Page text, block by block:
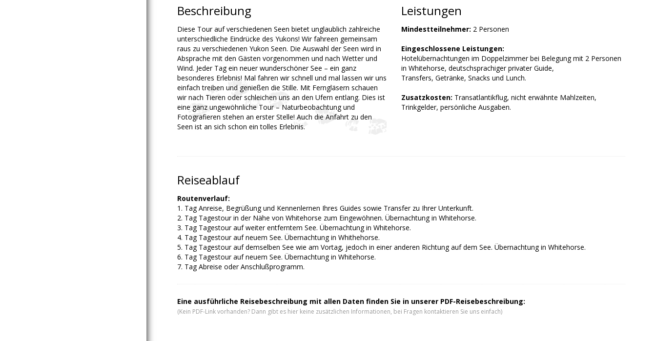
Beschreibung
Diese Tour auf verschiedenen Seen bietet unglaublich zahlreiche
unterschiedliche Eindrücke des Yukons! Wir fahreen gemeinsam
raus zu verschiedenen Yukon Seen. Die Auswahl der Seen wird in
Absprache mit den Gästen vorgenommen und nach Wetter und
Wind. Jeder Tag ein neuer wunderschöner See – ein ganz
besonderes Erlebnis! Mal fahren wir schnell und mal lassen wir uns
einfach treiben und genießen die Stille. Mit Ferngläsern schauen
wir nach Tieren oder schleichen uns an den Ufern entlang. Dies ist
eine ganz ungewöhnliche Tour – Naturbeobachtung und
Fotografieren stehen an erster Stelle! Auch die Anfahrt zu den
Seen ist an sich schon ein tolles Erlebnis.
Leistungen
Mindestteilnehmer: 2 Personen
Eingeschlossene Leistungen:
Hotelübernachtungen im Doppelzimmer bei Belegung mit 2 Personen
in Whitehorse, deutschsprachiger privater Guide,
Transfers, Getränke, Snacks und Lunch.
Zusatzkosten: Transatlantikflug, nicht erwähnte Mahlzeiten,
Trinkgelder, persönliche Ausgaben.
Reiseablauf
Routenverlauf:
1. Tag Anreise, Begrüßung und Kennenlernen Ihres Guides sowie Transfer zu Ihrer Unterkunft.
2. Tag Tagestour in der Nähe von Whitehorse zum Eingewöhnen. Übernachtung in Whitehorse.
3. Tag Tagestour auf weiter entferntem See. Übernachtung in Whitehorse.
4. Tag Tagestour auf neuem See. Übernachtung in Whithehorse.
5. Tag Tagestour auf demselben See wie am Vortag, jedoch in einer anderen Richtung auf dem See. Übernachtung in Whitehorse.
6. Tag Tagestour auf neuem See. Übernachtung in Whitehorse.
7. Tag Abreise oder Anschlußprogramm.
Eine ausführliche Reisebeschreibung mit allen Daten finden Sie in unserer PDF-Reisebeschreibung:
(Kein PDF-Link vorhanden? Dann gibt es hier keine zusätzlichen Informationen, bei Fragen kontaktieren Sie uns einfach)